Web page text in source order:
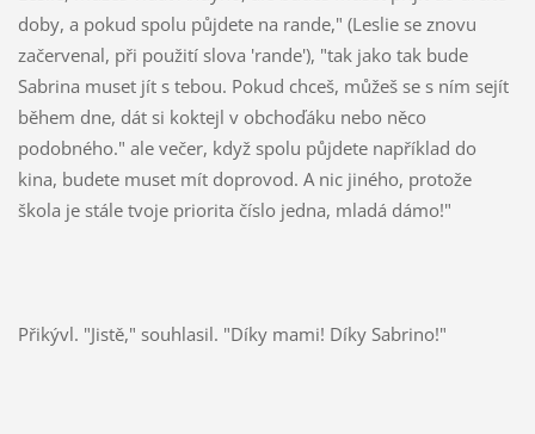
doby, a pokud spolu půjdete na rande," (Leslie se znovu
začervenal, při použití slova 'rande'), "tak jako tak bude
Sabrina muset jít s tebou. Pokud chceš, můžeš se s ním sejít
během dne, dát si koktejl v obchoďáku nebo něco
podobného." ale večer, když spolu půjdete například do
kina, budete muset mít doprovod. A nic jiného, protože
škola je stále tvoje priorita číslo jedna, mladá dámo!"
Přikývl. "Jistě," souhlasil. "Díky mami! Díky Sabrino!"